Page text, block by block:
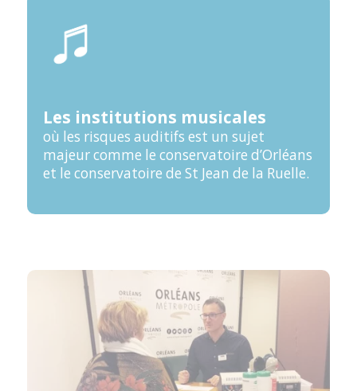
Les institutions musicales
où les risques auditifs est un sujet
majeur comme le conservatoire d’Orléans
et le conservatoire de St Jean de la Ruelle.